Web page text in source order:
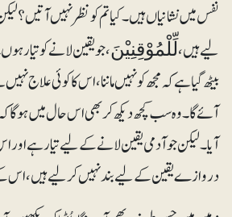
نفس میں نشانیاں ہیں۔ کیا تم کو نظر نہیں آتیں؟
لیے ہیں،لِّلْمُوْقِنِیْنَ، جو یقین لانے کو تیار
بیٹھ گیا ہے کہ مجھ کو نہیں ماننا، اس کا کوئی علاج
آئے گا۔ وہ سب کچھ دیکھ کر بھی اس حال میں ہوگا
آیا۔ لیکن جو آدمی یقین لانے کے لیے تیار ہے
دروازے یقین کے لیے بند نہیں کرلیے ہیں، اس